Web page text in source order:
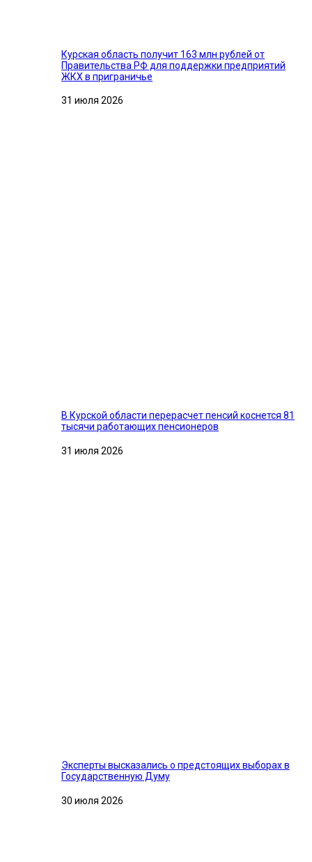
Курская область получит 163 млн рублей от
Правительства РФ для поддержки предприятий
ЖКХ в приграничье
31 июля 2026
В Курской области перерасчет пенсий коснется 81
тысячи работающих пенсионеров
31 июля 2026
Эксперты высказались о предстоящих выборах в
Государственную Думу
30 июля 2026